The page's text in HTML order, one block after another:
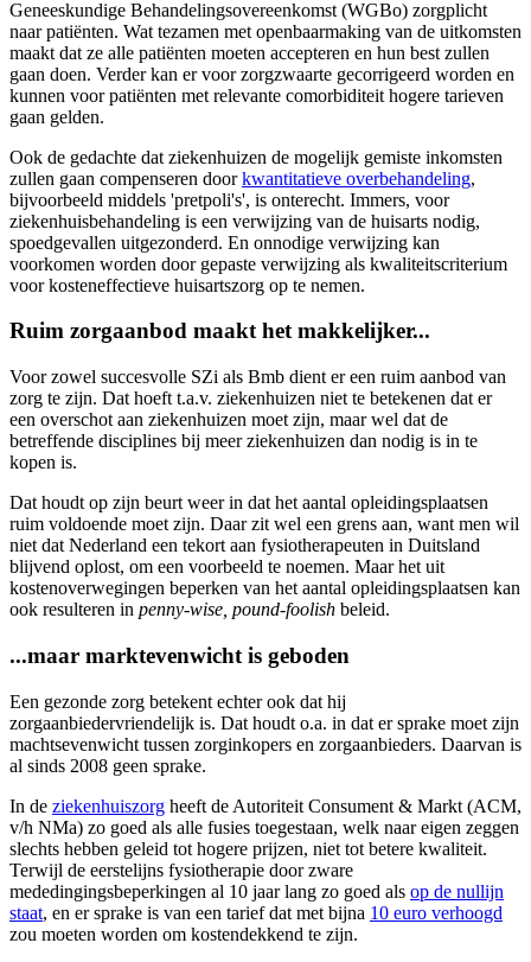
Geneeskundige Behandelingsovereenkomst (WGBo) zorgplicht
naar patiënten. Wat tezamen met openbaarmaking van de uitkomsten
maakt dat ze alle patiënten moeten accepteren en hun best zullen
gaan doen. Verder kan er voor zorgzwaarte gecorrigeerd worden en
kunnen voor patiënten met relevante comorbiditeit hogere tarieven
gaan gelden.
Ook de gedachte dat ziekenhuizen de mogelijk gemiste inkomsten
zullen gaan compenseren doorkwantitatieve overbehandeling,
bijvoorbeeld middels 'pretpoli's', is onterecht. Immers, voor
ziekenhuisbehandeling is een verwijzing van de huisarts nodig,
spoedgevallen uitgezonderd. En onnodige verwijzing kan
voorkomen worden door gepaste verwijzing als kwaliteitscriterium
voor kosteneffectieve huisartszorg op te nemen.
Ruim zorgaanbod maakt het makkelijker...
Voor zowel succesvolle SZi als Bmb dient er een ruim aanbod van
zorg te zijn. Dat hoeft t.a.v. ziekenhuizen niet te betekenen dat er
een overschot aan ziekenhuizen moet zijn, maar wel dat de
betreffende disciplines bij meer ziekenhuizen dan nodig is in te
kopen is.
Dat houdt op zijn beurt weer in dat het aantal opleidingsplaatsen
ruim voldoende moet zijn. Daar zit wel een grens aan, want men wil
niet dat Nederland een tekort aan fysiotherapeuten in Duitsland
blijvend oplost, om een voorbeeld te noemen. Maar het uit
kostenoverwegingen beperken van het aantal opleidingsplaatsen kan
ook resulteren in penny-wise, pound-foolish beleid.
...maar marktevenwicht is geboden
Een gezonde zorg betekent echter ook dat hij
zorgaanbiedervriendelijk is. Dat houdt o.a. in dat er sprake moet zijn
machtsevenwicht tussen zorginkopers en zorgaanbieders. Daarvan is
al sinds 2008 geen sprake.
In de ziekenhuiszorg heeft de Autoriteit Consument & Markt (ACM,
v/h NMa) zo goed als alle fusies toegestaan, welk naar eigen zeggen
slechts hebben geleid tot hogere prijzen, niet tot betere kwaliteit.
Terwijl de eerstelijns fysiotherapie door zware
mededingingsbeperkingen al 10 jaar lang zo goed als op de nullijn
staat, en er sprake is van een tarief dat met bijna 10 euro verhoogd
zou moeten worden om kostendekkend te zijn.